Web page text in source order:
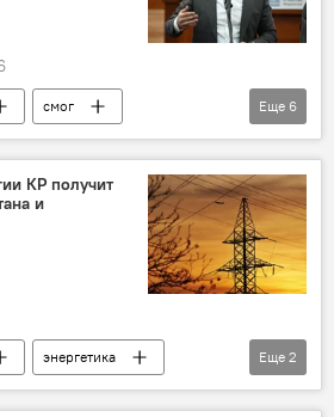
смог
Жогорку Кенеш
кредит
Еще 6
КР получит
и
энергетика
Еще 2